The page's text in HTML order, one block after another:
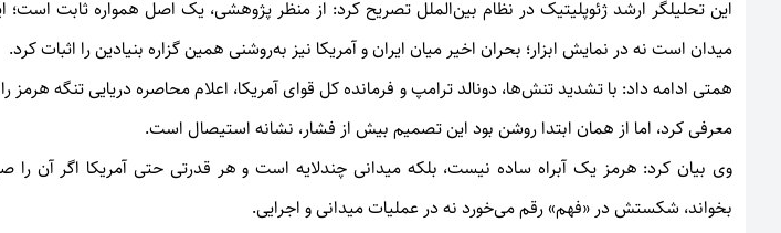
این تحلیلگر ارشد ژئوپلیتیک در نظام بین‌الملل تصریح کرد: از منظر پژوهشی، یک اصل همواره ثابت است؛
میدان است نه در نمایش ابزار؛ بحران اخیر میان ایران و آمریکا نیز به‌روشنی همین گزاره بنیادین را اثبات کرد.
همتی ادامه داد: با تشدید تنش‌ها، دونالد ترامپ و فرمانده کل قوای آمریکا، اعلام محاصره دریایی تنگه
معرفی کرد، اما از همان ابتدا روشن بود این تصمیم بیش از فشار، نشانه استیصال است.
وی بیان کرد: هرمز یک آبراه ساده نیست، بلکه میدانی چندلایه است و هر قدرتی حتی آمریکا اگر آن
بخواند، شکستش در «فهم» رقم می‌خورد نه در عملیات میدانی و اجرایی.